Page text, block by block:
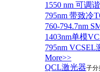
1550 nm 可调
795nm 带致冷
760-794.7nm
1403nm单模
795nm VCSEL
More>>
QCL激光器子分